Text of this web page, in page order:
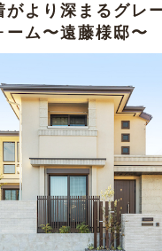
がより深まるグレ
ーム〜遠藤様邸〜